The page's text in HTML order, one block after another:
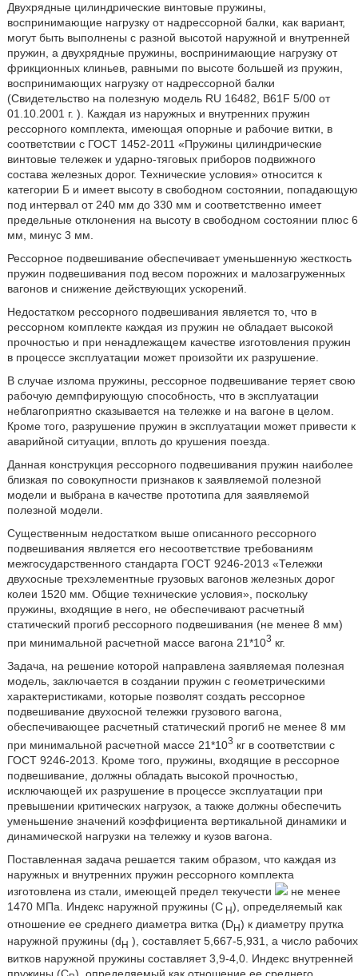
Двухрядные цилиндрические винтовые пружины,
воспринимающие нагрузку от надрессорной балки, как вариант,
могут быть выполнены с разной высотой наружной и внутренней
пружин, а двухрядные пружины, воспринимающие нагрузку от
фрикционных клиньев, равными по высоте большей из пружин,
воспринимающих нагрузку от надрессорной балки
(Свидетельство на полезную модель RU 16482, B61F 5/00 от
01.10.2001 г. ). Каждая из наружных и внутренних пружин
рессорного комплекта, имеющая опорные и рабочие витки, в
соответствии с ГОСТ 1452-2011 «Пружины цилиндрические
винтовые тележек и ударно-тяговых приборов подвижного
состава железных дорог. Технические условия» относится к
категории Б и имеет высоту в свободном состоянии, попадающую
под интервал от 240 мм до 330 мм и соответственно имеет
предельные отклонения на высоту в свободном состоянии плюс 6
мм, минус 3 мм.
Рессорное подвешивание обеспечивает уменьшенную жесткость
пружин подвешивания под весом порожних и малозагруженных
вагонов и снижение действующих ускорений.
Недостатком рессорного подвешивания является то, что в
рессорном комплекте каждая из пружин не обладает высокой
прочностью и при ненадлежащем качестве изготовления пружин
в процессе эксплуатации может произойти их разрушение.
В случае излома пружины, рессорное подвешивание теряет свою
рабочую демпфирующую способность, что в эксплуатации
неблагоприятно сказывается на тележке и на вагоне в целом.
Кроме того, разрушение пружин в эксплуатации может привести к
аварийной ситуации, вплоть до крушения поезда.
Данная конструкция рессорного подвешивания пружин наиболее
близкая по совокупности признаков к заявляемой полезной
модели и выбрана в качестве прототипа для заявляемой
полезной модели.
Существенным недостатком выше описанного рессорного
подвешивания является его несоответствие требованиям
межгосударственного стандарта ГОСТ 9246-2013 «Тележки
двухосные трехэлементные грузовых вагонов железных дорог
колеи 1520 мм. Общие технические условия», поскольку
пружины, входящие в него, не обеспечивают расчетный
статический прогиб рессорного подвешивания (не менее 8 мм)
при минимальной расчетной массе вагона 21*103 кг.
Задача, на решение которой направлена заявляемая полезная
модель, заключается в создании пружин с геометрическими
характеристиками, которые позволят создать рессорное
подвешивание двухосной тележки грузового вагона,
обеспечивающее расчетный статический прогиб не менее 8 мм
при минимальной расчетной массе 21*103 кг в соответствии с
ГОСТ 9246-2013. Кроме того, пружины, входящие в рессорное
подвешивание, должны обладать высокой прочностью,
исключающей их разрушение в процессе эксплуатации при
превышении критических нагрузок, а также должны обеспечить
уменьшение значений коэффициента вертикальной динамики и
динамической нагрузки на тележку и кузов вагона.
Поставленная задача решается таким образом, что каждая из
наружных и внутренних пружин рессорного комплекта
изготовлена из стали, имеющей предел текучести
не менее
1470 МПа. Индекс наружной пружины (CН), определяемый как
отношение ее среднего диаметра витка (DН) к диаметру прутка
наружной пружины (d Н ), составляет 5,667-5,931, а число рабочих
витков наружной пружины составляет 3,9-4,0. Индекс внутренней